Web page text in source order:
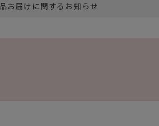
お届けに関するお知らせ